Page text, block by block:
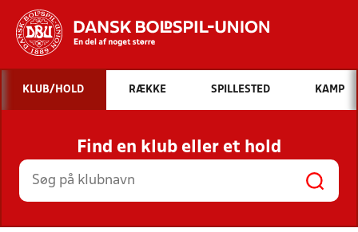
Hvad vil du søge efter?
INDHOLD OG NYHEDER
STILLINGER, RESULTATER, KLUBBER OG
HOLD
KLUB/HOLD RÆKKE SPILLESTED KAMP
Find en klub eller et hold